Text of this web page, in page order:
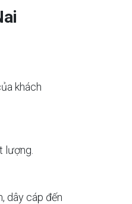
khách
lượng.
dây cáp đến